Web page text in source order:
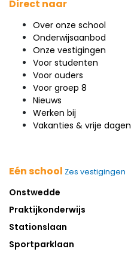
Direct naar
Over onze school
Onderwijsaanbod
Onze vestigingen
Voor studenten
Voor ouders
Voor groep 8
Nieuws
Werken bij
Vakanties & vrije dagen
Eén school Zes vestigingen
Onstwedde
Praktijkonderwijs
Stationslaan
Sportparklaan